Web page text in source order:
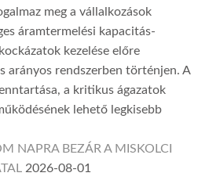
meg a vállalkozások
áramtermelési kapacitás-
kezelése előre
arányos rendszerben történjen. A
a kritikus ágazatok
lehető legkisebb
NAPRA BEZÁR A MISKOLCI
2026-08-01